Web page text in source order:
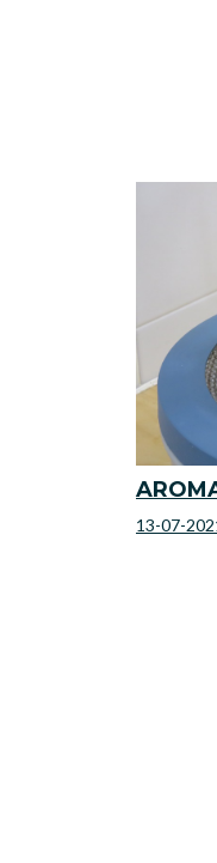
13-07-